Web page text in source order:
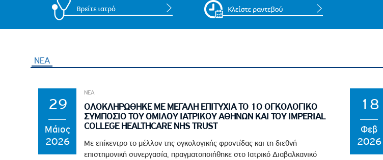
ΝΕΑ
29
Μάιος
2026
ΝΕΑ
ΟΛΟΚΛΗΡΩΘΗΚΕ ΜΕ ΜΕΓΑΛΗ ΕΠΙΤΥΧΙΑ ΤΟ 1Ο ΟΓΚΟΛΟΓΙΚΟ
ΣΥΜΠΟΣΙΟ ΤΟΥ ΟΜΙΛΟΥ ΙΑΤΡΙΚΟΥ ΑΘΗΝΩΝ ΚΑΙ ΤΟΥ IMPERIAL
COLLEGE HEALTHCARE NHS TRUST
Με επίκεντρο το μέλλον της ογκολογικής φροντίδας και τη διεθνή
επιστημονική συνεργασία, πραγματοποιήθηκε στο Ιατρικό Διαβαλκανικό
18
Φεβ
2026